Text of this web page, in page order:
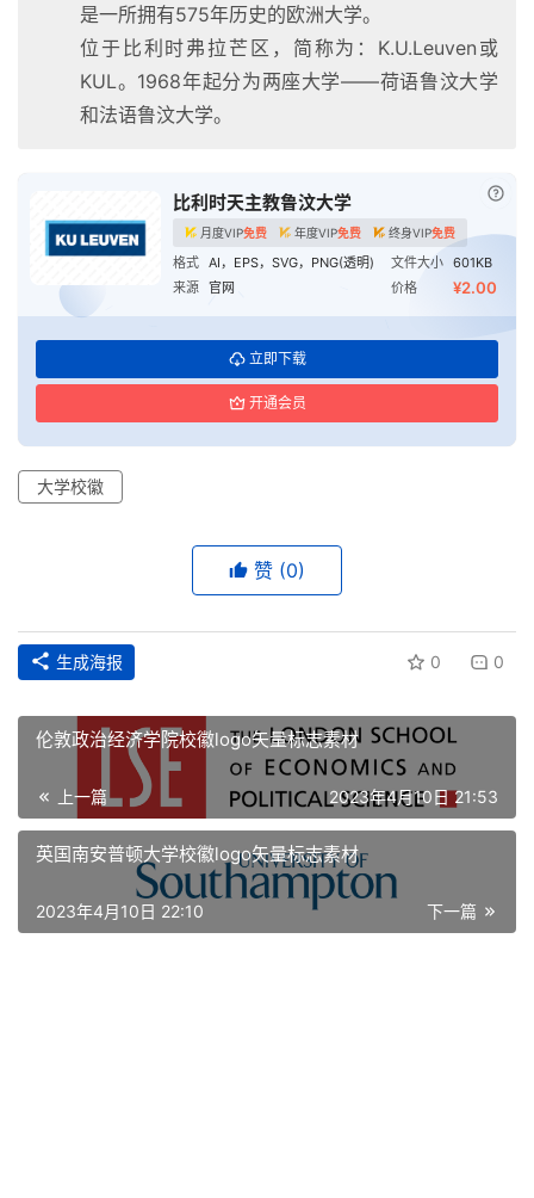
页
资
空
术
工
登录 注册
是一所拥有575年历史的欧洲大学。
位于比利时弗拉芒区，简称为：K.U.Leuven或
KUL。1968年起分为两座大学——荷语鲁汶大学
和法语鲁汶大学。
比利时天主教鲁汶大学
月度VIP免费 年度VIP免费 终身VIP免费
格式 AI，EPS，SVG，PNG(透明) 文件大小 601KB
来源 官网 价格 ¥2.00
立即下载
开通会员
大学校徽
赞 (0)
生成海报 0 0
伦敦政治经济学院校徽logo矢量标志素材
上一篇 2023年4月10日 21:53
英国南安普顿大学校徽logo矢量标志素材
下一篇
2023年4月10日 22:10